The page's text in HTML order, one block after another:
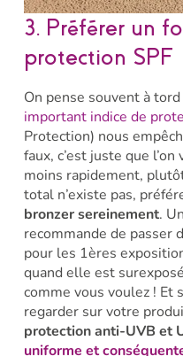
3. Préférer un
protection SPF
On pense souvent à
important indice de
Protection) nous
faux, c’est juste que
moins rapidement,
total n’existe pas,
bronzer sereinement.
recommande de
pour les 1ères
quand elle est
comme vous voulez ! Et
regarder sur votre
protection anti-UVB et
uniforme et